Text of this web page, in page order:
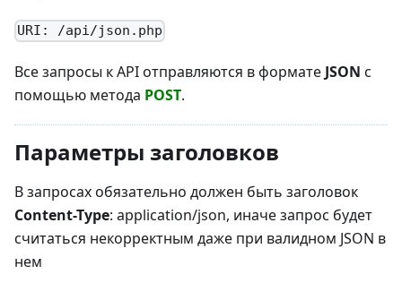
URI: /api/json.php
Все запросы к API отправляются в форматеJSON с
помощью метода POST.
Параметры заголовков
В запросах обязательно должен быть заголовок
Content-Type: application/json, иначе запрос будет
считаться некорректным даже при валидном JSON в
нем